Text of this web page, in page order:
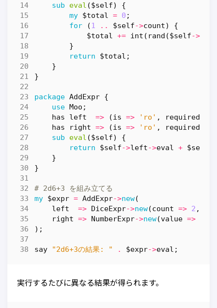
sub
eval ($self) {
my $total = 0 ;
for
( 1 .. $self->count)
{
$total += int ( rand ($self->
}
return
$total ;
}
}
package AddExpr {
use Moo ;
has
left => (is => 'ro' , required
has
right => (is => 'ro' , required
sub
eval ($self) {
return
$self->left->eval + $self
}
}
# 2d6+3 を組み立てる
my $expr = AddExpr->new(
left
=> DiceExpr->new(count => 2 ,
right => NumberExpr->new(value =>
);
say "2d6+3の結果: " . $expr->eval ;
実行するたびに異なる結果が得られます。